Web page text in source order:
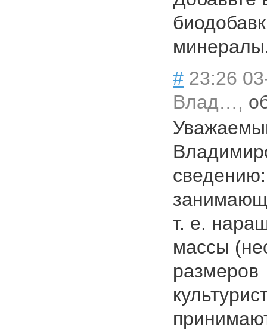
# 23:26
Влад…,
т. е.
массы
размеров